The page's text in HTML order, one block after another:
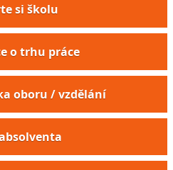
si školu
o trhu práce
oboru / vzdělání